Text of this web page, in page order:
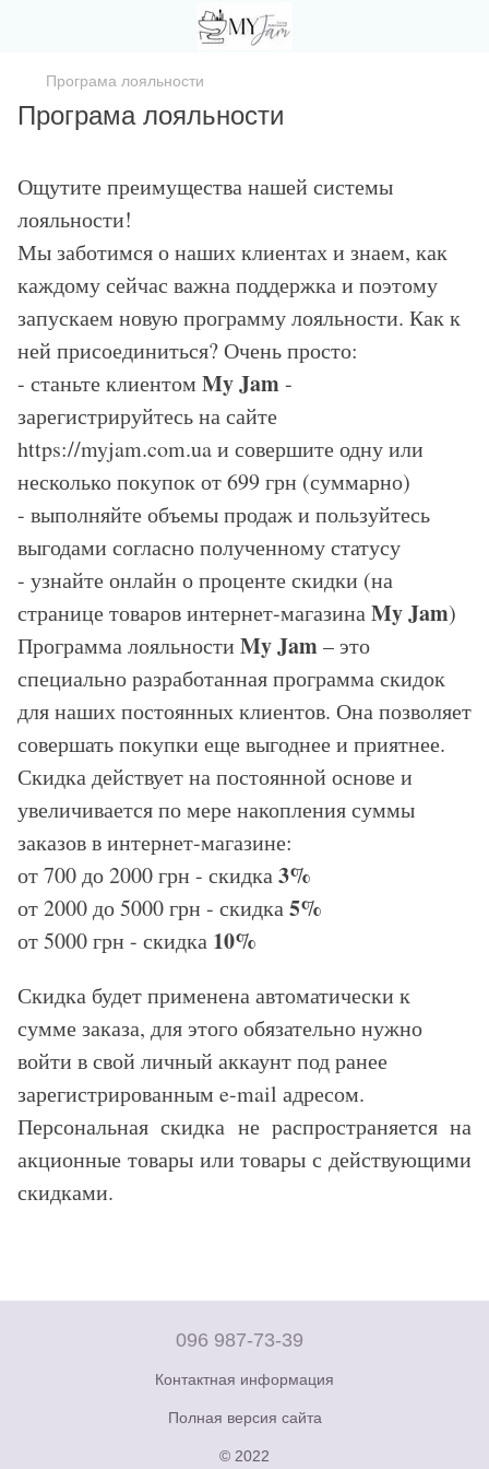
Програма лояльности
Програма лояльности
Ощутите преимущества нашей системы
лояльности!
Мы заботимся о наших клиентах и знаем, как
каждому сейчас важна поддержка и поэтому
запускаем новую программу лояльности. Как к
ней присоединиться? Очень просто:
- станьте клиентом My Jam-
зарегистрируйтесь на сайте
https://myjam.com.ua и совершите одну или
несколько покупок от 699 грн (суммарно)
- выполняйте объемы продаж и пользуйтесь
выгодами согласно полученному статусу
- узнайте онлайн о проценте скидки (на
странице товаров интернет-магазинаMy Jam)
Программа лояльности My Jam– это
специально разработанная программа скидок
для наших постоянных клиентов. Она позволяет
совершать покупки еще выгоднее и приятнее.
Скидка действует на постоянной основе и
увеличивается по мере накопления суммы
заказов в интернет-магазине:
от 700 до 2000 грн - скидка3%
от 2000 до 5000 грн - скидка5%
от 5000 грн - скидка 10%
Скидка будет применена автоматически к
сумме заказа, для этого обязательно нужно
войти в свой личный аккаунт под ранее
зарегистрированным e-mail адресом.
Персональная скидка не распространяется на
акционные товары или товары с действующими
скидками.
096 987-73-39
Контактная информация
Полная версия сайта
© 2022